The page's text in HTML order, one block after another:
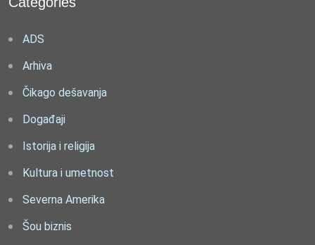
ADS
Arhiva
Čikago dešavanja
Događaji
Istorija i religija
Kultura i umetnost
Severna Amerika
Šou biznis